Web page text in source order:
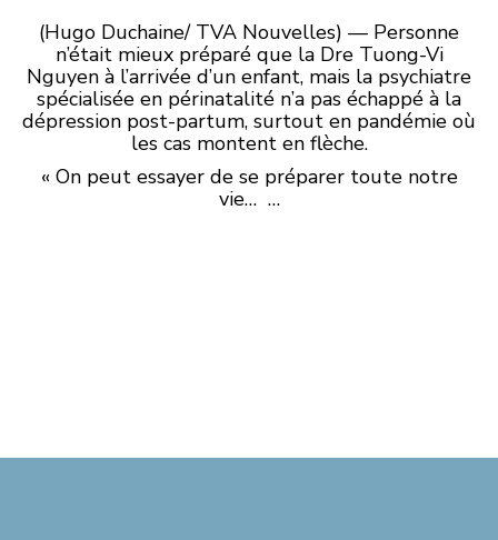
(Hugo Duchaine/ TVA Nouvelles) — Personne
n’était mieux préparé que la Dre Tuong-Vi
Nguyen à l’arrivée d’un enfant, mais la psychiatre
spécialisée en périnatalité n’a pas échappé à la
dépression post-partum, surtout en pandémie où
les cas montent en flèche.
« On peut essayer de se préparer toute notre
vie… …